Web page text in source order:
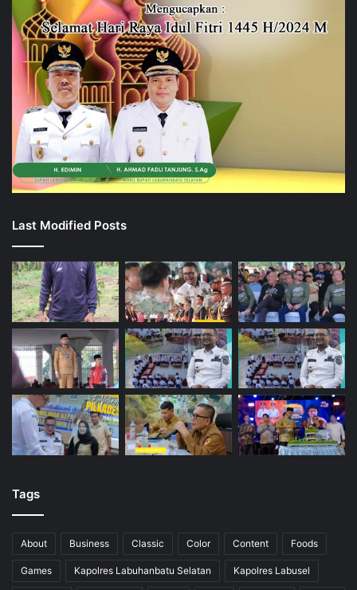
Last Modified Posts
Tags
About Business Classic Color Content Foods
Games Kapolres Labuhanbatu Selatan Kapolres Labusel